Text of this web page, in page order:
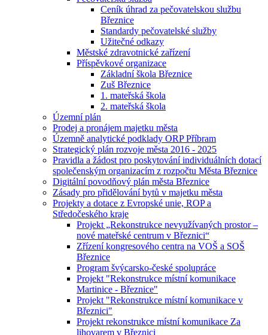
Ceník úhrad za pečovatelskou službu
Březnice
Standardy pečovatelské služby
Užitečné odkazy
Městské zdravotnické zařízení
Příspěvkové organizace
Základní škola Březnice
Zuš Březnice
1. mateřská škola
2. mateřská škola
Územní plán
Prodej a pronájem majetku města
Územně analytické podklady ORP Příbram
Strategický plán rozvoje města 2016 - 2025
Pravidla a žádost pro poskytování individuálních dotací
společenským organizacím z rozpočtu Města Březnice
Digitální povodňový plán města Březnice
Zásady pro přidělování bytů v majetku města
Projekty a dotace z Evropské unie, ROP a
Středočeského kraje
Projekt „Rekonstrukce nevyužívaných prostor –
nové mateřské centrum v Březnici“
Zřízení kongresového centra na VOŠ a SOŠ
Březnice
Program švýcarsko-české spolupráce
Projekt "Rekonstrukce místní komunikace
Martinice - Březnice"
Projekt "Rekonstrukce místní komunikace v
Březnici"
Projekt rekonstrukce místní komunikace Za
lihovarem v Březnici